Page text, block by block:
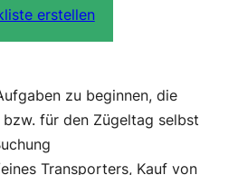
erstellen
zu beginnen, die
für den Zügeltag selbst
Transporters, Kauf von